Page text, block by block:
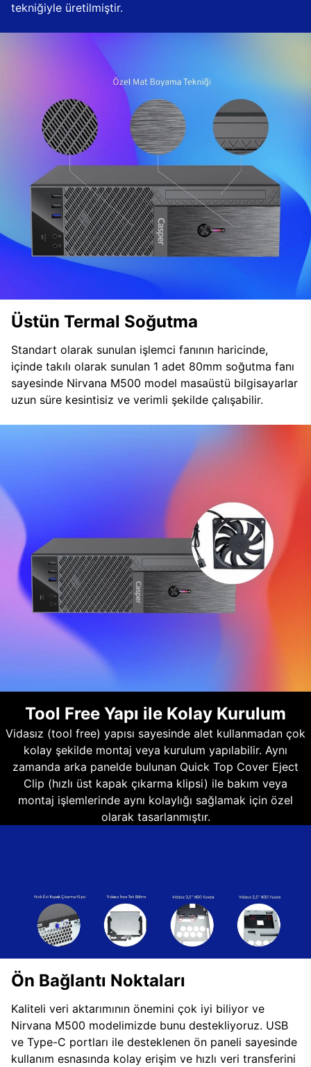
tekniğiyle üretilmiştir.
Üstün Termal Soğutma
Standart olarak sunulan işlemci fanının haricinde,
içinde takılı olarak sunulan 1 adet 80mm soğutma fanı
sayesinde Nirvana M500 model masaüstü bilgisayarlar
uzun süre kesintisiz ve verimli şekilde çalışabilir.
Tool Free Yapı ile Kolay Kurulum
Vidasız (tool free) yapısı sayesinde alet kullanmadan çok
kolay şekilde montaj veya kurulum yapılabilir. Aynı
zamanda arka panelde bulunan Quick Top Cover Eject
Clip (hızlı üst kapak çıkarma klipsi) ile bakım veya
montaj işlemlerinde aynı kolaylığı sağlamak için özel
olarak tasarlanmıştır.
Ön Bağlantı Noktaları
Kaliteli veri aktarımının önemini çok iyi biliyor ve
Nirvana M500 modelimizde bunu destekliyoruz. USB
ve Type-C portları ile desteklenen ön paneli sayesinde
kullanım esnasında kolay erişim ve hızlı veri transferini